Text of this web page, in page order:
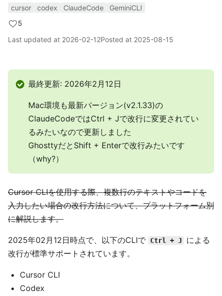
cursor codex ClaudeCode
GeminiCLI
5
Last updated at 2026-02-12Posted at 2025-08-15
最終更新: 2026年2月12日
Mac環境も最新バージョン(v2.1.33)の
ClaudeCodeではCtrl + Jで改行に変更されてい
るみたいなので更新しました
GhosttyだとShift + Enterで改行みたいです
（why?）
Cursor CLIを使用する際、複数行のテキストやコードを
入力したい場合の改行方法について、プラットフォーム別
に解説します。
2025年02月12日時点で、以下のCLIで Ctrl + J
による
改行が標準サポートされています。
Cursor CLI
Codex